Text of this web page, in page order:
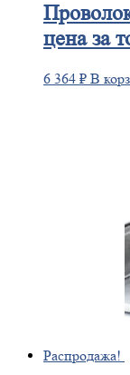
цена за
6 364 ₽ В
Распродажа!